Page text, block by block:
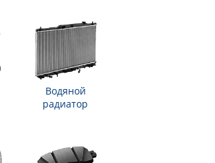
Водяной
радиатор